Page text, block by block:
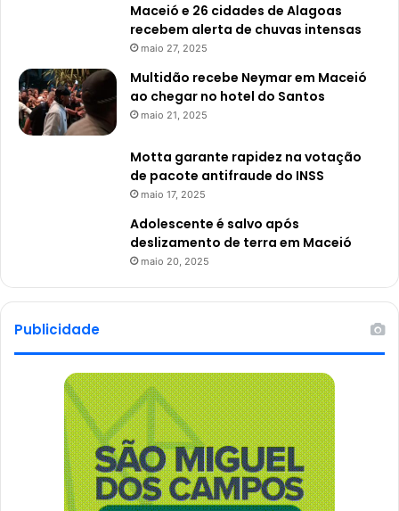
Maceió e 26 cidades de Alagoas
recebem alerta de chuvas intensas
maio 27, 2025
Multidão recebe Neymar em Maceió
ao chegar no hotel do Santos
maio 21, 2025
Motta garante rapidez na votação
de pacote antifraude do INSS
maio 17, 2025
Adolescente é salvo após
deslizamento de terra em Maceió
maio 20, 2025
Publicidade